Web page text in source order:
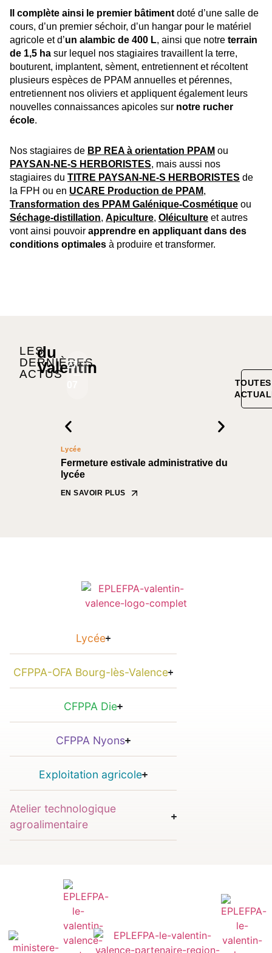
Il complète ainsi le premier bâtiment doté d’une salle de
cours, d’un premier séchoir, d’un hangar pour le matériel
agricole et d’un alambic de 400 L, ainsi que notre terrain
de 1,5 ha sur lequel nos stagiaires travaillent la terre,
bouturent, implantent, sèment, entretiennent et récoltent
plusieurs espèces de PPAM annuelles et pérennes,
entretiennent nos oliviers et appliquent également leurs
nouvelles connaissances apicoles sur notre rucher
école.
Nos stagiaires de BP REA à orientation PPAM ou
PAYSAN-NE-S HERBORISTES, mais aussi nos
stagiaires du TITRE PAYSAN-NE-S HERBORISTES de
la FPH ou en UCARE Production de PPAM,
Transformation des PPAM Galénique-Cosmétique ou
Séchage-distillation, Apiculture, Oléiculture et autres
vont ainsi pouvoir apprendre en appliquant dans des
conditions optimales à produire et transformer.
LES
DERNIÈRES
ACTUS
du
Valentin
27
Lycée
Fermeture estivale administrative du
lycée
EN SAVOIR PLUS
07
Lycée
CFPPA-OFA Bourg-lès-Valence
CFPPA Die
CFPPA Nyons
Exploitation agricole
Atelier technologique
agroalimentaire